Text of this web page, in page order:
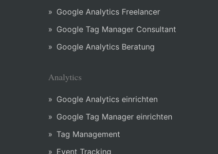
Google Analytics Freelancer
Google Tag Manager Consultant
Google Analytics Beratung
Analytics
Google Analytics einrichten
Google Tag Manager einrichten
Tag Management
Event Tracking